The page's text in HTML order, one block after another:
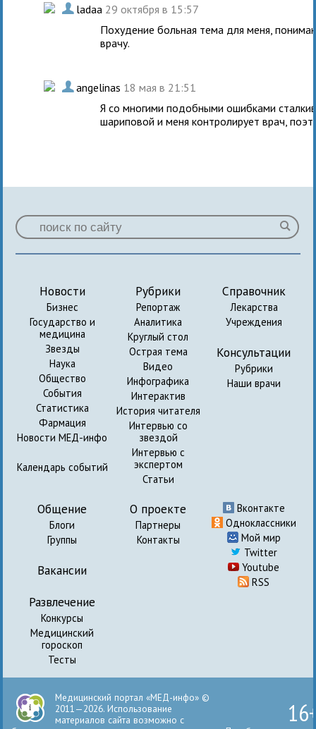
. ladaa 29 октября в 15:57
Похудение больная тема для меня,
врачу.
. angelinas 18 мая в 21:51
Я со многими подобными ошибками
шариповой и меня контролирует врач,
Новости
Бизнес
Государство и
медицина
Звезды
Наука
Общество
События
Статистика
Фармация
Новости МЕД-инфо
Календарь событий
Рубрики
Репортаж
Аналитика
Круглый стол
Острая тема
Видео
Инфографика
Интерактив
История читателя
Интервью со
звездой
Интервью с
экспертом
Статьи
Справочник
Лекарства
Учреждения
Консультации
Рубрики
Наши врачи
Общение
Блоги
Группы
Вакансии
Развлечение
Конкурсы
Медицинский
гороскоп
Тесты
О проекте
Партнеры
Контакты
Вконтакте
Одноклассники
Мой мир
Twitter
Youtube
RSS
Медицинский портал «МЕД-инфо» ©
2011—2026. Использование
материалов сайта возможно с